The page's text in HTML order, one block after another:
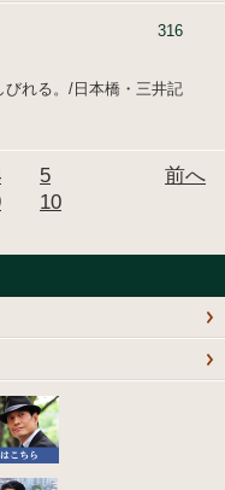
316
びれる。/日本橋・三井記
前へ
5
10